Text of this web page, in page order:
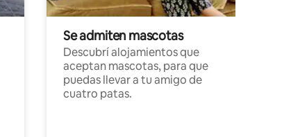
Se admiten mascotas
Descubrí alojamientos que
aceptan mascotas, para que
puedas llevar a tu amigo de
cuatro patas.